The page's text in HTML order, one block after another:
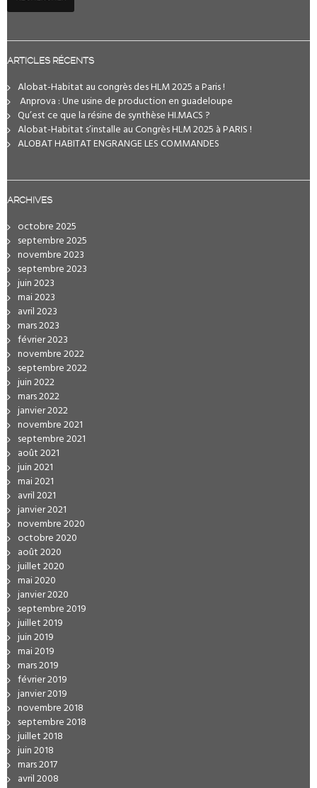
ARTICLES RÉCENTS
Alobat-Habitat au congrès des HLM 2025 a Paris !
️ Anprova : Une usine de production en guadeloupe
Qu’est ce que la résine de synthèse HI.MACS ?
Alobat-Habitat s’installe au Congrès HLM 2025 à PARIS !
ALOBAT HABITAT ENGRANGE LES COMMANDES
ARCHIVES
octobre 2025
septembre 2025
novembre 2023
septembre 2023
juin 2023
mai 2023
avril 2023
mars 2023
février 2023
novembre 2022
septembre 2022
juin 2022
mars 2022
janvier 2022
novembre 2021
septembre 2021
août 2021
juin 2021
mai 2021
avril 2021
janvier 2021
novembre 2020
octobre 2020
août 2020
juillet 2020
mai 2020
janvier 2020
septembre 2019
juillet 2019
juin 2019
mai 2019
mars 2019
février 2019
janvier 2019
novembre 2018
septembre 2018
juillet 2018
juin 2018
mars 2017
avril 2008